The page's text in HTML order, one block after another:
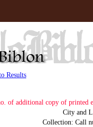
Results
of additional copy of printed
City and
Collection: Call